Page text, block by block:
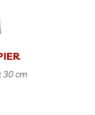
30 cm